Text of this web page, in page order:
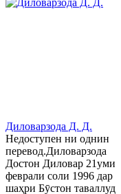
Диловарзода Д. Д.
Недоступен ни однин
перевод.Диловарзода
Достон Диловар 21уми
феврали соли 1996 дар
шаҳри Бӯстон таваллуд